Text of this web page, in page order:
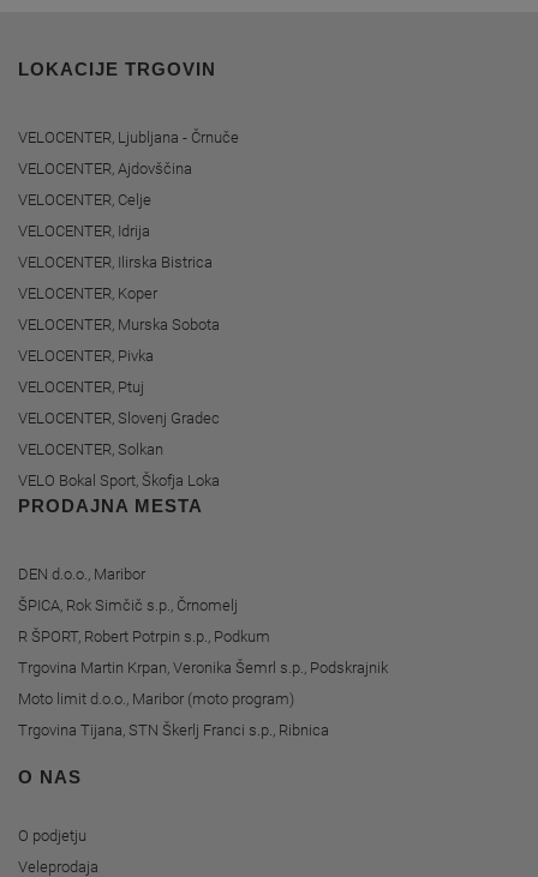
LOKACIJE TRGOVIN
VELOCENTER, Ljubljana - Črnuče
VELOCENTER, Ajdovščina
VELOCENTER, Celje
VELOCENTER, Idrija
VELOCENTER, Ilirska Bistrica
VELOCENTER, Koper
VELOCENTER, Murska Sobota
VELOCENTER, Pivka
VELOCENTER, Ptuj
VELOCENTER, Slovenj Gradec
VELOCENTER, Solkan
VELO Bokal Sport, Škofja Loka
PRODAJNA MESTA
DEN d.o.o., Maribor
ŠPICA, Rok Simčič s.p., Črnomelj
R ŠPORT, Robert Potrpin s.p., Podkum
Trgovina Martin Krpan, Veronika Šemrl s.p., Podskrajnik
Moto limit d.o.o., Maribor (moto program)
Trgovina Tijana, STN Škerlj Franci s.p., Ribnica
O NAS
O podjetju
Veleprodaja